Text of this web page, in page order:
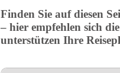
Finden Sie auf diesen
– hier empfehlen sich
unterstützen Ihre